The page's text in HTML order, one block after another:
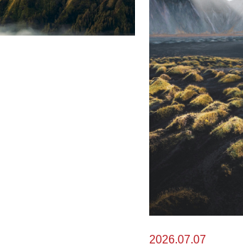
2026.07.07